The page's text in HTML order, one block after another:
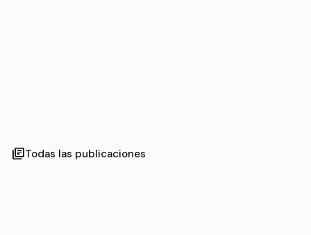
library_booksTodas las publicaciones